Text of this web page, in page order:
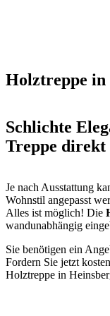
Holztreppe in
Schlichte
Treppe direkt
Je nach Ausstattung
Wohnstil angepasst
Alles ist möglich! Die
wandunabhängig
Sie benötigen ein
Fordern Sie jetzt
Holztreppe in